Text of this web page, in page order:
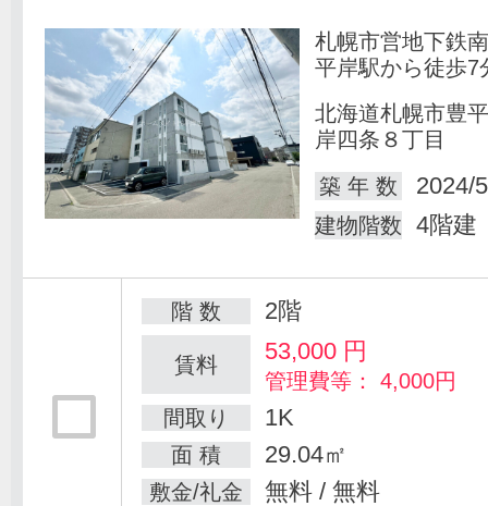
札幌市営地下鉄
平岸駅から徒歩7
北海道札幌市豊
岸四条８丁目
築 年 数
2024/
建物階数 4階建
階 数 2階
賃料 53,000円
管理費等： 4,000円
間取り
1K
面 積 29.04㎡
敷金/礼金 無料 / 無料